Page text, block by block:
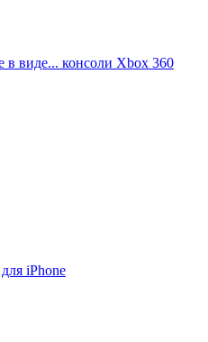
в виде... консоли Xbox 360
iPhone